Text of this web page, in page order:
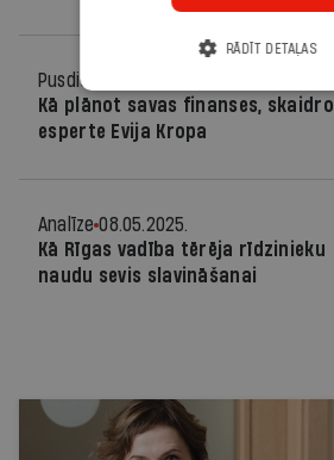
Pusdienās
Kā plānot savas finanses, skaidro
esperte Evija Kropa
Analīze 08.05.2025.
Kā Rīgas vadība tērēja rīdzinieku
naudu sevis slavināšanai
RĀDĪT DETAĻAS